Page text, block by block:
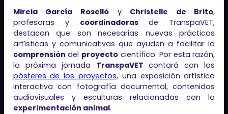
Mireia García Rosellóy Christelle de Brito,
profesoras y coordinadorasde TranspaVET,
destacan que son necesarias nuevas prácticas
artísticas y comunicativas que ayuden a facilitar la
comprensión del proyecto científico. Por esta razón,
la próxima jornada TranspaVET contará con los
pósteres de los proyectos, una exposición artística
interactiva con fotografía documental, contenidos
audiovisuales y esculturas relacionadas con la
experimentación animal.